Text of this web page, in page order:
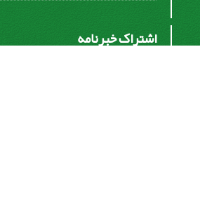
اشتراک خبرنامه